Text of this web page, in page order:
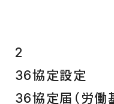
2
36協定設定
36協定届（労働